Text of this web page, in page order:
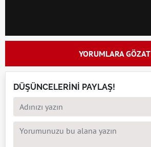
YORUMLARA GÖZAT
DÜŞÜNCELERİNİ PAYLAŞ!